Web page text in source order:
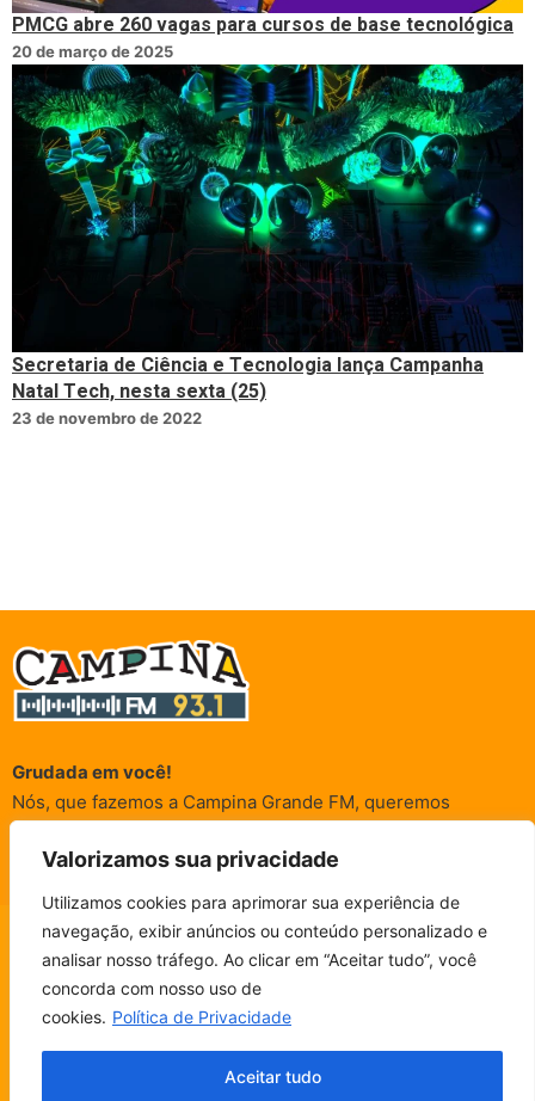
Valorizamos sua privacidade
Utilizamos cookies para aprimorar sua experiência de
navegação, exibir anúncios ou conteúdo personalizado e
analisar nosso tráfego. Ao clicar em “Aceitar tudo”, você
concorda com nosso uso de
cookies. Política de Privacidade
Aceitar tudo
CAMPINA FM - AO VIVO
ESCUTE SEM PARAR!
PMCG abre 260 vagas para cursos de base tecnológica
20 de março de 2025
Secretaria de Ciência e Tecnologia lança Campanha
Natal Tech, nesta sexta (25)
23 de novembro de 2022
Grudada em você!
Nós, que fazemos a Campina Grande FM, queremos
acompanham sempre. É para vocês que a Rádio existe e por
vocês que as informações (informativas, de entretenimento,
promocionais e de conscientização) são realizadas.
© Campina FM 1978 – 2026. Termos de Uso
rox PublicidadeFala, ouvinte!